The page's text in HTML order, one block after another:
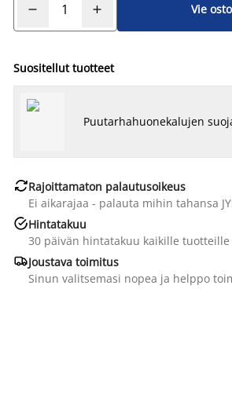
Vie
Suositellut tuotteet
Puutarhahuonekalujen
Rajoittamaton palautusoikeus
Ei aikarajaa - palauta mihin tahansa
Hintatakuu
30 päivän hintatakuu kaikille tuotteille
Joustava toimitus
Sinun valitsemasi nopea ja helppo